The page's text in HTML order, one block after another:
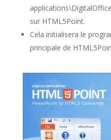
sur HTML5Point.
Cela initialisera le
principale de